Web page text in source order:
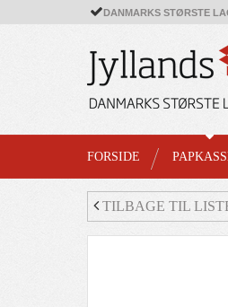
DANMARKS STØRSTE
FORSIDE
TILBAGE TIL